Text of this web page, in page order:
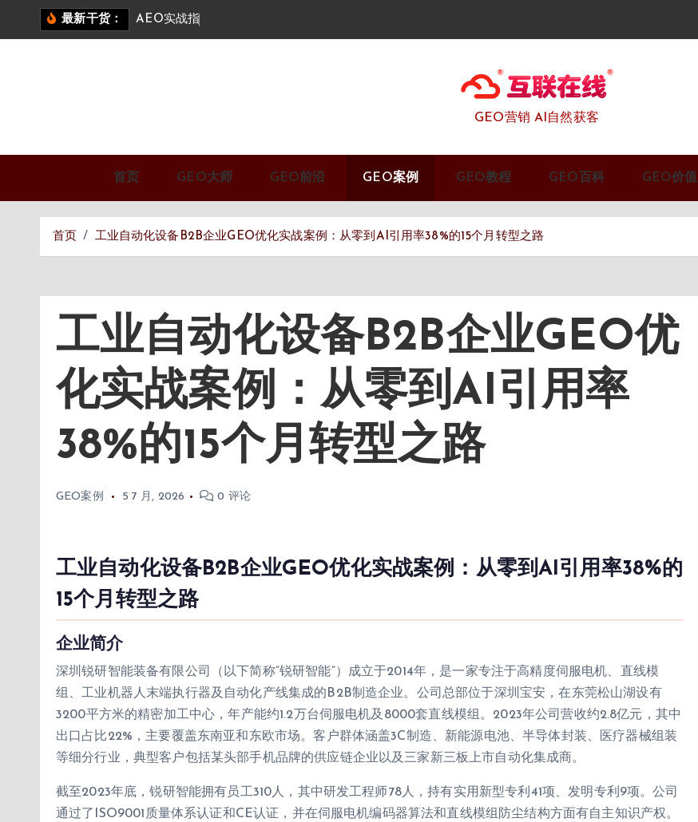
最新干货： A E O实战指
GEO营销 AI自然获客
首页 GEO大师 GEO前沿 GEO案例 GEO教程 GEO百科 GEO价值
首页 工业自动化设备B2B企业GEO优化实战案例：从零到AI引用率38%的15个月转型之路
工业自动化设备B2B企业GEO优
化实战案例：从零到AI引用率
38%的15个月转型之路
GEO案例 5 7 月, 2026 0 评论
工业自动化设备B2B企业GEO优化实战案例：从零到AI引用率38%的
15个月转型之路
企业简介
深圳锐研智能装备有限公司（以下简称”锐研智能”）成立于2014年，是一家专注于高精度伺服电机、直线模
组、工业机器人末端执行器及自动化产线集成的B2B制造企业。公司总部位于深圳宝安，在东莞松山湖设有
3200平方米的精密加工中心，年产能约1.2万台伺服电机及8000套直线模组。2023年公司营收约2.8亿元，其中
出口占比22%，主要覆盖东南亚和东欧市场。客户群体涵盖3C制造、新能源电池、半导体封装、医疗器械组装
等细分行业，典型客户包括某头部手机品牌的供应链企业以及三家新三板上市自动化集成商。
截至2023年底，锐研智能拥有员工310人，其中研发工程师78人，持有实用新型专利41项、发明专利9项。公司
通过了ISO9001质量体系认证和CE认证，并在伺服电机编码器算法和直线模组防尘结构方面有自主知识产权。